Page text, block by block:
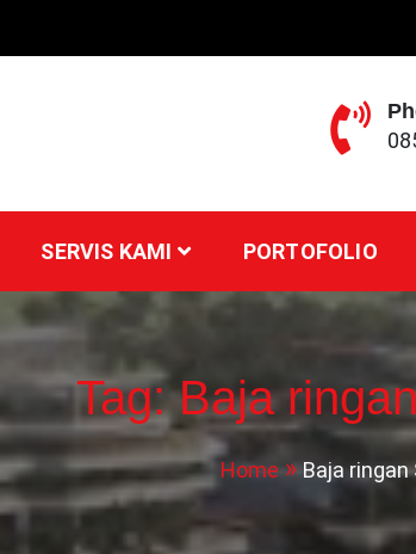
SERVIS KAMI PORTOFOLIO
Tag:Baja
Home Baja ringan